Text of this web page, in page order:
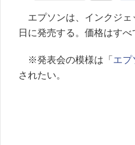
エプソンは、インクジェ
日に発売する。価格はすべ
※発表会の模様は「 エプ
されたい。